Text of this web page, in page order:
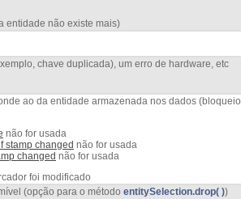
entidade não existe mais)
chave duplicada), um erro de hardware, etc
ao da entidade armazenada nos dados (bloqueio
não for usada
stamp changed não for usada
changed não for usada
foi modificado
(opção para o método entitySelection.drop( ))